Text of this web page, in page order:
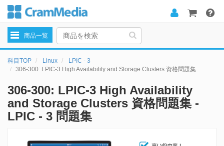
navigation
商品一覧
科目TOP Linux
LPIC - 3
306-300: LPIC-3 High Availability and Storage Clusters 資格問題集
306-300: LPIC-3 High Availability
and Storage Clusters 資格問題集 -
LPIC - 3 問題集